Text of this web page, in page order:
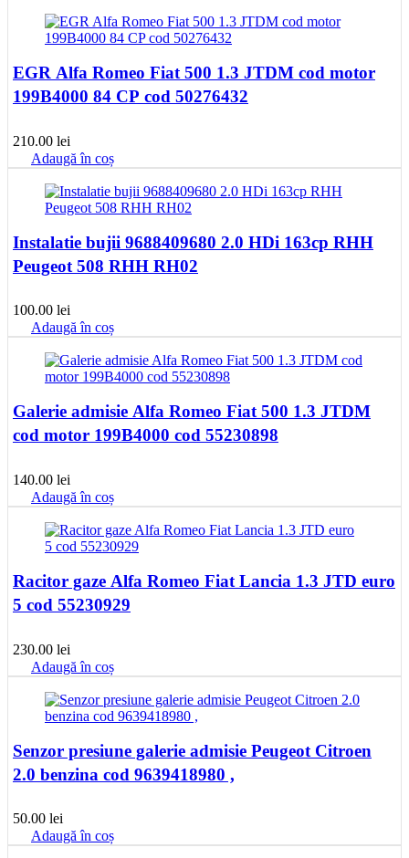
EGR Alfa Romeo Fiat 500 1.3 JTDM cod motor
199B4000 84 CP cod 50276432
210.00 lei
Adaugă în coș
Instalatie bujii 9688409680 2.0 HDi 163cp RHH
Peugeot 508 RHH RH02
100.00 lei
Adaugă în coș
Galerie admisie Alfa Romeo Fiat 500 1.3 JTDM
cod motor 199B4000 cod 55230898
140.00 lei
Adaugă în coș
Racitor gaze Alfa Romeo Fiat Lancia 1.3 JTD euro
5 cod 55230929
230.00 lei
Adaugă în coș
Senzor presiune galerie admisie Peugeot Citroen
2.0 benzina cod 9639418980 ,
50.00 lei
Adaugă în coș